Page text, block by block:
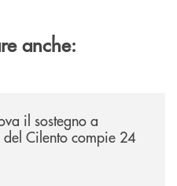
anche:
il sostegno a
Cilento compie 24